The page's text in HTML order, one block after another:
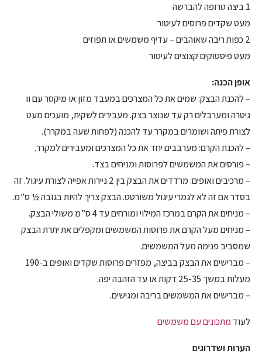
1 ביצה טרופה להברשה
מעט שקדים פרוסים לעיטור
2 כפות ריבה שאוהבים – עדיף משמשים או תפוזים
מעט פיסטוקים קצוצים לעיטור
אופן הכנה:
– להכנת הבצק: שמים את כל המצרכים במעבד מזון או מיקסר עם וו
גיטרה ומערבלים רק עד שנוצר בצק. מעבירים לשקית, מועכים מעט
לצורת פיתה ושומרים במקרר עד להכנה (לפחות שעה במקרר).
– להכנת הקרם: מערבבים יחד את כל המצרכים ומעבירים למקרר.
– פורסים את המשמשים לפרוסות ומניחים בצד.
– מרכיבים ואופים: מרדדים את הבצק בין 2 ניירות אפייה לצורת עיגול. זה
בסדר אם זה לא לגמרי עיגול משורטט. הבצק צריך להיות בגובה ½ ס”מ.
– מניחים את הקרם במרכז המילוי ומורחים עד 4 ס”מ משולי הבצק.
– מניחים מעל הקרם את פרוסות המשמשים ומקפלים את יתרת הבצק
שמסביב פנימה מעל המשמשים.
– מברישים את הבצק בביצה, מפזרים פרוסות שקדים ואופים ב-190
מעלות במשך 25-35 דקות או עד הזהבה יפה.
– מברישים את המשמשים בריבה ומגישים.
לעוד מתכונים עם משמשים
הערות ושדרוגים